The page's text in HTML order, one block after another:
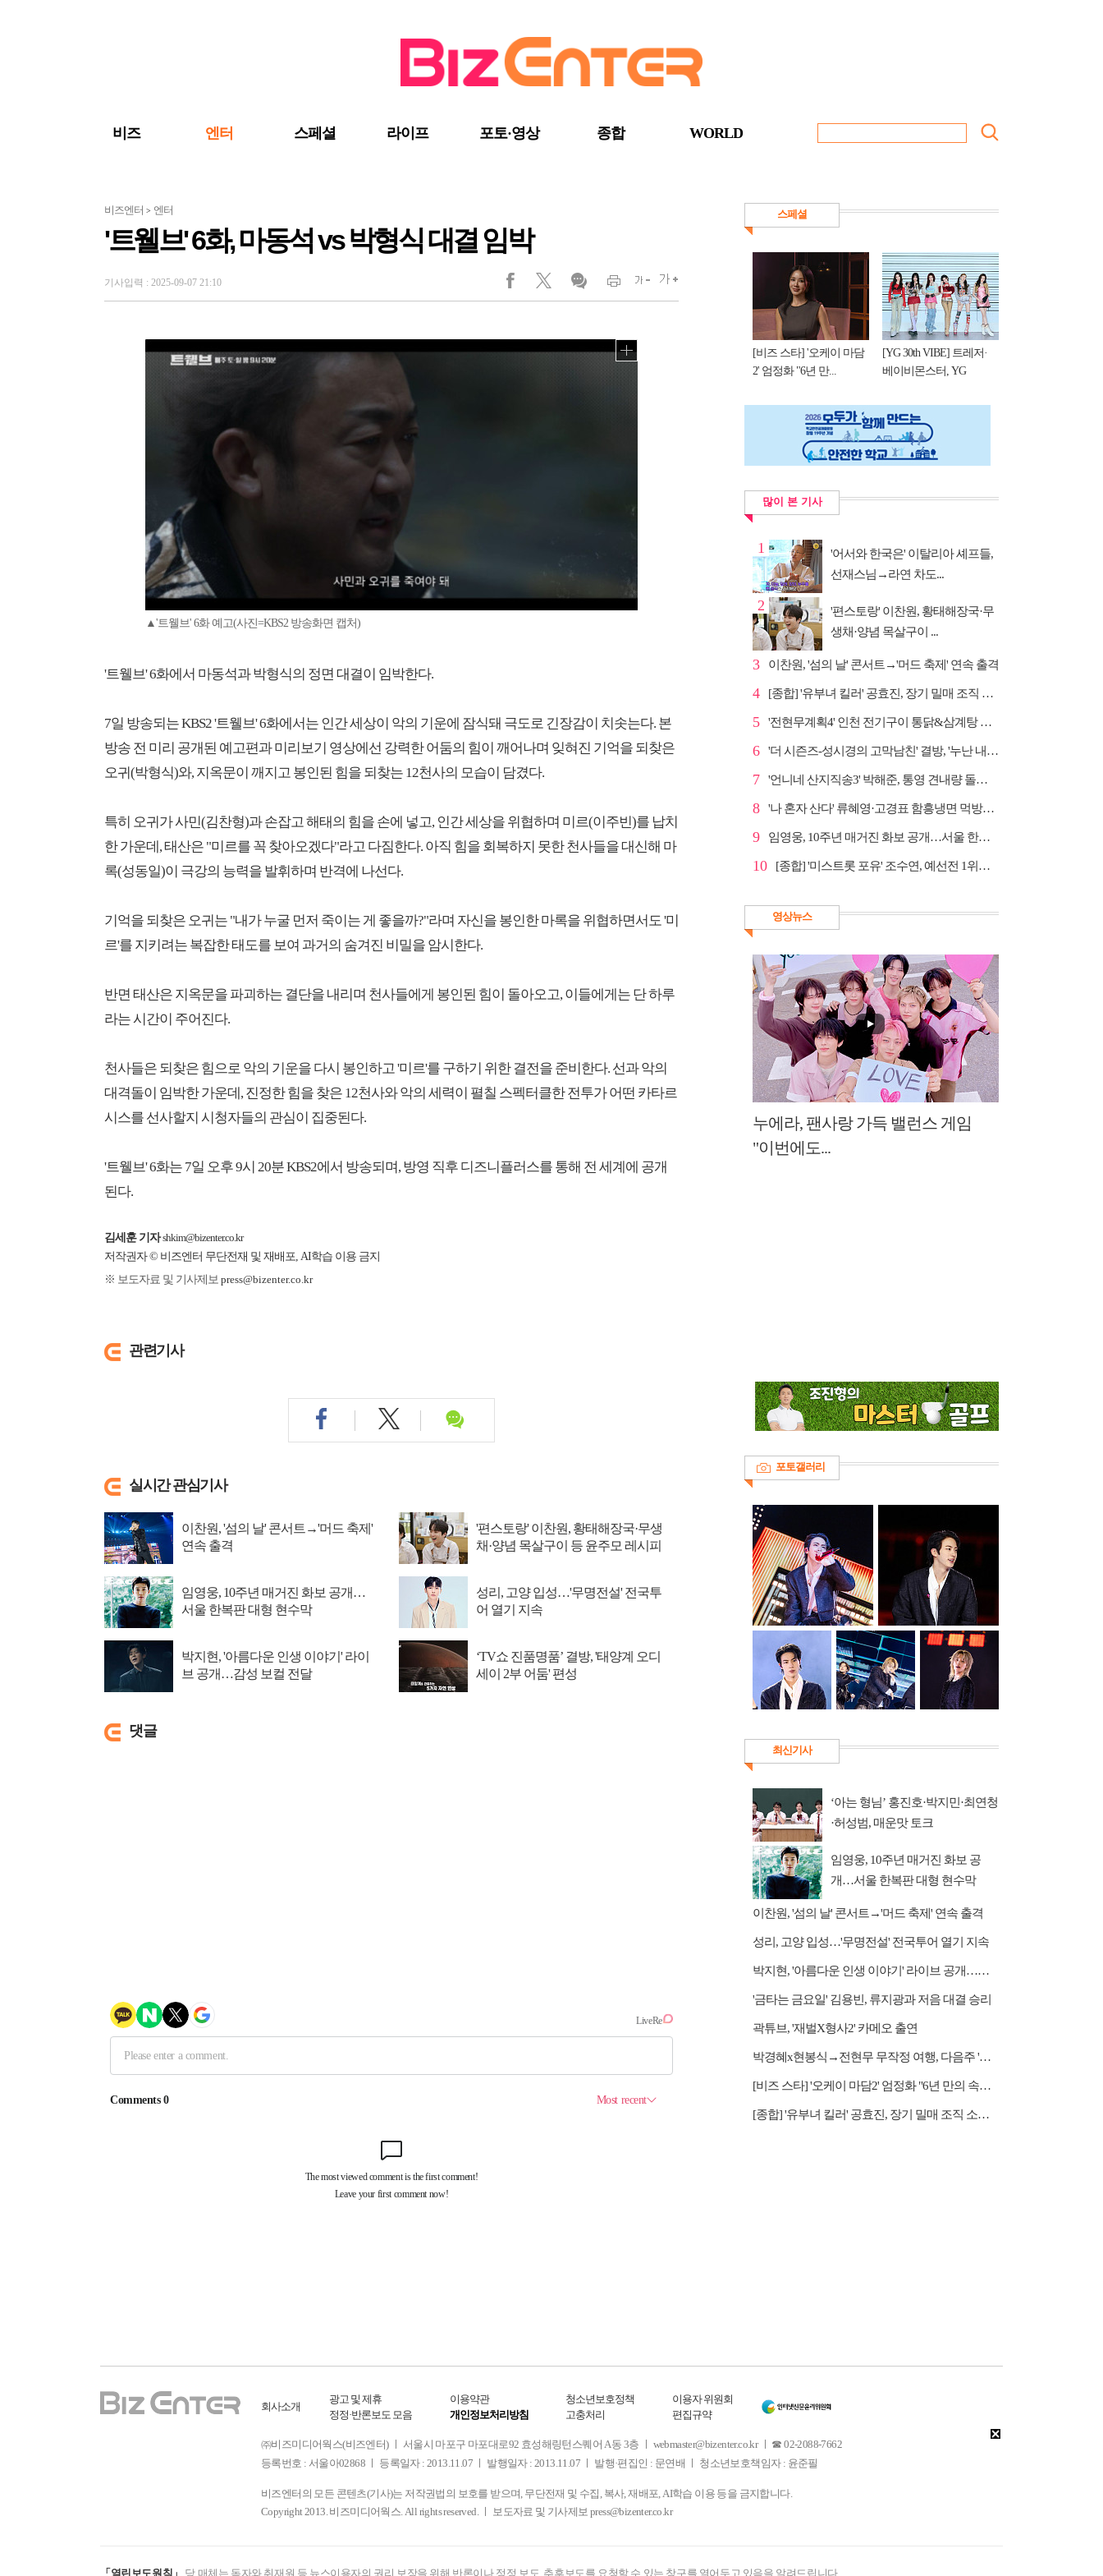
비즈 엔터 스페셜 라이프 포토·영상 종합 WORLD
비즈엔터 > 엔터
'트웰브' 6화, 마동석 vs 박형식 대결 임박
기사입력 : 2025-09-07 21:10
▲'트웰브' 6화 예고(사진=KBS2 방송화면 캡처)
'트웰브' 6화에서 마동석과 박형식의 정면 대결이 임박한다.
7일 방송되는 KBS2 '트웰브' 6화에서는 인간 세상이 악의 기운에 잠식돼 극도로 긴장감이 치솟는다. 본
방송 전 미리 공개된 예고편과 미리보기 영상에선 강력한 어둠의 힘이 깨어나며 잊혀진 기억을 되찾은
오귀(박형식)와, 지옥문이 깨지고 봉인된 힘을 되찾는 12천사의 모습이 담겼다.
특히 오귀가 사민(김찬형)과 손잡고 해태의 힘을 손에 넣고, 인간 세상을 위협하며 미르(이주빈)를 납치
한 가운데, 태산은 "미르를 꼭 찾아오겠다"라고 다짐한다. 아직 힘을 회복하지 못한 천사들을 대신해 마
록(성동일)이 극강의 능력을 발휘하며 반격에 나선다.
기억을 되찾은 오귀는 "내가 누굴 먼저 죽이는 게 좋을까?"라며 자신을 봉인한 마록을 위협하면서도 '미
르'를 지키려는 복잡한 태도를 보여 과거의 숨겨진 비밀을 암시한다.
반면 태산은 지옥문을 파괴하는 결단을 내리며 천사들에게 봉인된 힘이 돌아오고, 이들에게는 단 하루
라는 시간이 주어진다.
천사들은 되찾은 힘으로 악의 기운을 다시 봉인하고 '미르'를 구하기 위한 결전을 준비한다. 선과 악의
대격돌이 임박한 가운데, 진정한 힘을 찾은 12천사와 악의 세력이 펼칠 스펙터클한 전투가 어떤 카타르
시스를 선사할지 시청자들의 관심이 집중된다.
'트웰브' 6화는 7일 오후 9시 20분 KBS2에서 방송되며, 방영 직후 디즈니플러스를 통해 전 세계에 공개
된다.
김세훈 기자 shkim@bizenter.co.kr
저작권자 © 비즈엔터 무단전재 및 재배포, AI학습 이용 금지
※ 보도자료 및 기사제보 press@bizenter.co.kr
관련기사
실시간 관심기사
이찬원, '섬의 날' 콘서트→'머드 축제'
연속 출격
'편스토랑' 이찬원, 황태해장국·무생
채·양념 목살구이 등 윤주모 레시피
임영웅, 10주년 매거진 화보 공개…
서울 한복판 대형 현수막
성리, 고양 입성…'무명전설' 전국투
어 열기 지속
박지현, '아름다운 인생 이야기' 라이
브 공개…감성 보컬 전달
‘TV쇼 진품명품’ 결방, '태양계 오디
세이 2부 어둠' 편성
댓글
스페셜
[비즈 스타] '오케이 마담
2' 엄정화 "6년 만...
[YG 30th VIBE] 트레저·
베이비몬스터, YG
많이 본 기사
1
'어서와 한국은' 이탈리아 셰프들,
선재스님→라연 차도...
2
'편스토랑' 이찬원, 황태해장국·무
생채·양념 목살구이 ...
3 이찬원, '섬의 날' 콘서트→'머드 축제' 연속 출격
4 [종합] '유부녀 킬러' 공효진, 장기 밀매 조직 소탕…4...
5 '전현무계획4' 인천 전기구이 통닭&삼계탕 노포 맛집 탐방
6 '더 시즌즈-성시경의 고막남친' 결방, '누난 내게 여자...
7 '언니네 산지직송3' 박해준, 통영 견내량 돌미역 조업 ...
8 '나 혼자 산다' 류혜영·고경표 함흥냉면 먹방→남산 산책
9 임영웅, 10주년 매거진 화보 공개…서울 한복판 대형 현...
10 [종합] '미스트롯 포유' 조수연, 예선전 1위…신윤승 지...
영상뉴스
누에라, 팬사랑 가득 밸런스 게임
"이번에도...
포토갤러리
최신기사
‘아는 형님’ 홍진호·박지민·최연청
·허성범, 매운맛 토크
임영웅, 10주년 매거진 화보 공
개…서울 한복판 대형 현수막
이찬원, '섬의 날' 콘서트→'머드 축제' 연속 출격
성리, 고양 입성…'무명전설' 전국투어 열기 지속
박지현, '아름다운 인생 이야기' 라이브 공개…감성 보컬 전달
'금타는 금요일' 김용빈, 류지광과 저음 대결 승리
곽튜브, '재벌X형사2' 카메오 출연
박경혜x현봉식→전현무 무작정 여행, 다음주 '나 혼자 산다' 예고
[비즈 스타] '오케이 마담2' 엄정화 "6년 만의 속편 제작, 하늘의 뜻"(인터뷰)
[종합] '유부녀 킬러' 공효진, 장기 밀매 조직 소탕…4화 정체 발각 위기 예고
회사소개
광고 및 제휴
정정·반론보도 모음
이용약관
개인정보처리방침
청소년보호정책
고충처리
이용자 위원회
편집규약
㈜비즈미디어웍스(비즈엔터) ㅣ 서울시 마포구 마포대로92 효성해링턴스퀘어 A동 3층 ㅣ webmaster@bizenter.co.kr ㅣ ☎ 02-2088-7662
등록번호 : 서울아02868 ㅣ 등록일자 : 2013.11.07 ㅣ 발행일자 : 2013.11.07 ㅣ 발행·편집인 : 문연배 ㅣ 청소년보호책임자 : 윤준필
비즈엔터의 모든 콘텐츠(기사)는 저작권법의 보호를 받으며, 무단전재 및 수집, 복사, 재배포, AI학습 이용 등을 금지합니다.
Copyright 2013. 비즈미디어웍스. All rights reserved. ㅣ 보도자료 및 기사제보 press@bizenter.co.kr
「열린보도원칙」 당 매체는 독자와 취재원 등 뉴스이용자의 권리 보장을 위해 반론이나 정정 보도, 추후보도를 요청할 수 있는 창구를 열어두고 있음을 알려드립니다.